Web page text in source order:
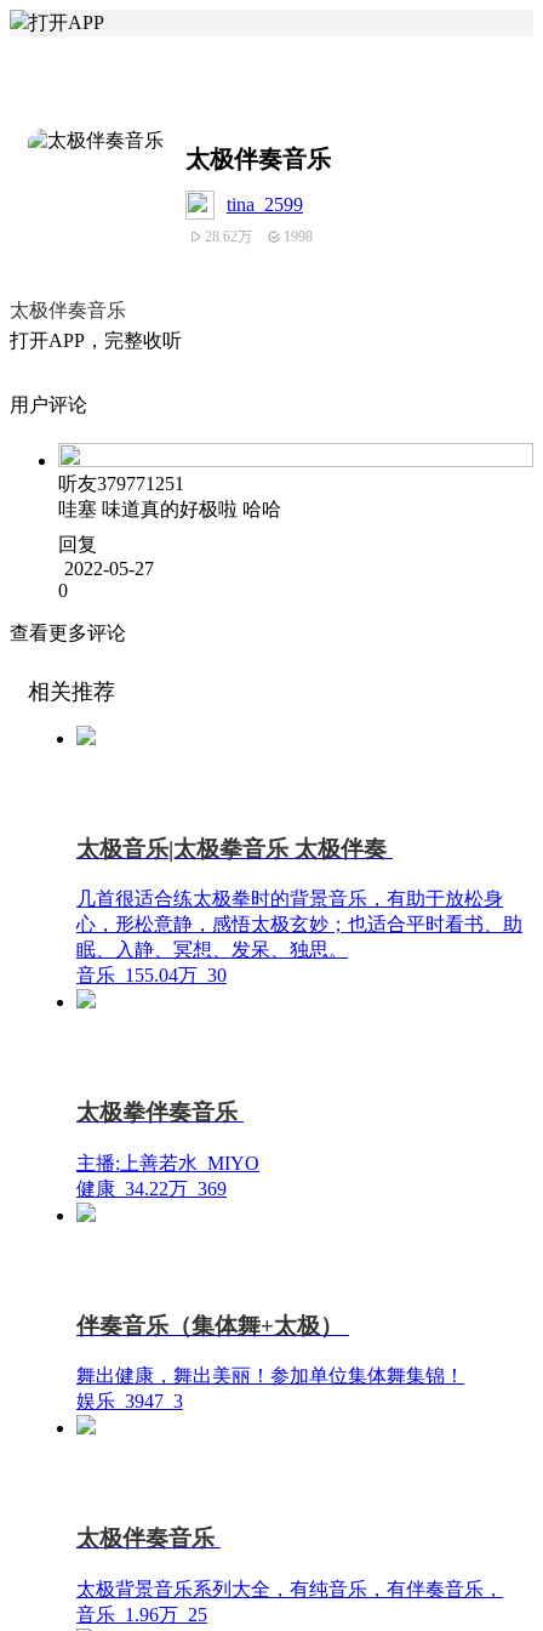
打开APP
太极伴奏音乐
tina_2599
28.62万 1998
太极伴奏音乐
打开APP，完整收听
用户评论
听友379771251
哇塞 味道真的好极啦 哈哈
回复
2022-05-27
0
查看更多评论
相关推荐
太极音乐|太极拳音乐 太极伴奏
几首很适合练太极拳时的背景音乐，有助于放松身
心，形松意静，感悟太极玄妙；也适合平时看书、助
眠、入静、冥想、发呆、独思。
音乐 155.04万 30
太极拳伴奏音乐
主播:上善若水_MIYO
健康 34.22万 369
伴奏音乐（集体舞+太极）
舞出健康，舞出美丽！参加单位集体舞集锦！
娱乐 3947 3
太极伴奏音乐
太极背景音乐系列大全，有纯音乐，有伴奏音乐，
音乐 1.96万 25